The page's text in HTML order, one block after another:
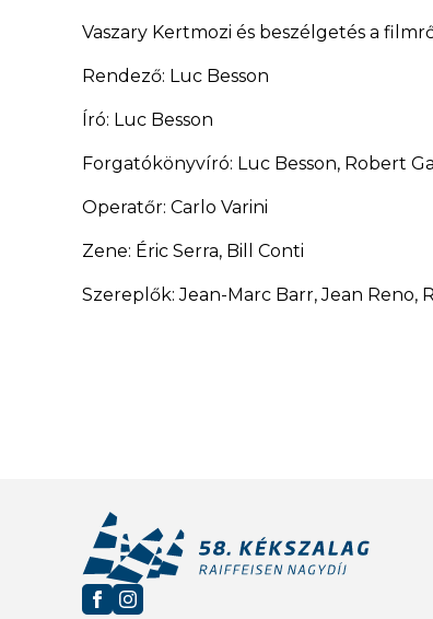
Vaszary Kertmozi és beszélgetés a
Rendező: Luc Besson
Író: Luc Besson
Forgatókönyvíró: Luc Besson, Robert
Operatőr: Carlo Varini
Zene: Éric Serra, Bill Conti
Szereplők: Jean-Marc Barr, Jean Reno,